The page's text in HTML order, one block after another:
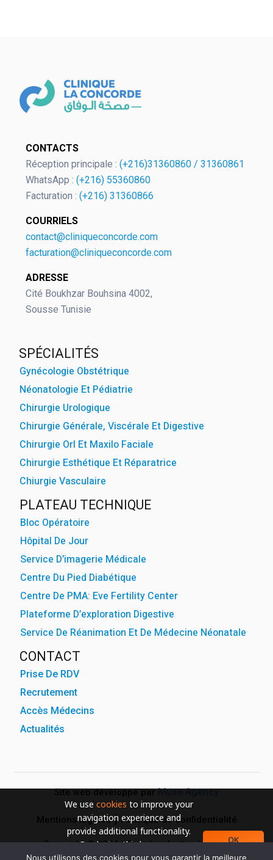
We use cookies to improve your
navigation experience and
provide additional functionality.
By closing this banner or
OK
OK
European Commission | Cookies
Policy
CONTACTS
Réception principale : (+216)31360860 / 31360861
WhatsApp : (+216) 55360860
Facturation : (+216) 31360866
COURRIELS
contact@cliniqueconcorde.com
facturation@cliniqueconcorde.com
ADRESSE
Cité Boukhzar Bouhsina 4002,
Sousse Tunisie
SPÉCIALITÉS
Gynécologie Obstétrique
Néonatologie Et Pédiatrie
Chirurgie Urologique
Chirurgie Générale, Viscérale Et Digestive
Chirurgie Orl Et Maxilo Faciale
Chirurgie Esthétique Et Réparatrice
Chiurgie Vasculaire
PLATEAU TECHNIQUE
Bloc Opératoire
Hôpital De Jour
Service D’imagerie Médicale
Centre Du Pied Diabétique
Centre De PMA: Eve Fertility Center
Plateforme D’exploration Digestive
Service De Réanimation Et De Médecine Néonatale
CONTACT
Prise De RDV
Recrutement
Accès Médecins
Actualités
Site web développé parMuse Agency
Mentions légales Politique de confidentialité
Copyright © 2024 | Tous les droits réservés
Nous utilisons des cookies pour vous garantir la meilleure